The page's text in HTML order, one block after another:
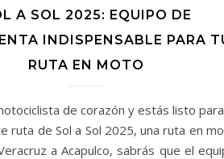
A SOL 2025: EQUIPO DE
INDISPENSABLE PARA
RUTA EN MOTO
de corazón y estás listo
ruta de Sol a Sol 2025, una ruta en
a Acapulco, sabrás que el